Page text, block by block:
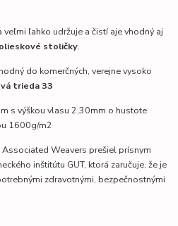
ľahko udržuje a čistí aje vhodný aj
stoličky.
do komerčných, verejne vysoko
trieda 33
s výškou vlasu 2,30mm o hustote
1600g/m2
Weavers prešiel prísnym
inštitútu GUT, ktorá zaručuje, že je
zdravotnými, bezpečnostnými